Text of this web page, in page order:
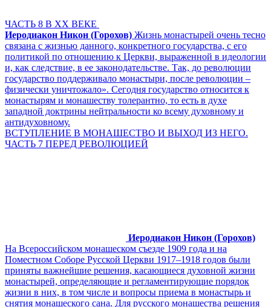
ЧАСТЬ 8 В ХХ ВЕКЕ
Иеродиакон Никон (Горохов) Жизнь монастырей очень тесно
связана с жизнью данного, конкретного государства, с его
политикой по отношению к Церкви, выраженной в идеологии
и, как следствие, в ее законодательстве. Так, до революции
государство поддерживало монастыри, после революции –
физически уничтожало». Сегодня государство относится к
монастырям и монашеству толерантно, то есть в духе
западной доктрины нейтральности ко всему духовному и
антидуховному.
ВСТУПЛЕНИЕ В МОНАШЕСТВО И ВЫХОД ИЗ НЕГО.
ЧАСТЬ 7 ПЕРЕД РЕВОЛЮЦИЕЙ
Иеродиакон Никон (Горохов)
На Всероссийском монашеском съезде 1909 года и на
Поместном Соборе Русской Церкви 1917–1918 годов были
приняты важнейшие решения, касающиеся духовной жизни
монастырей, определяющие и регламентирующие порядок
жизни в них, в том числе и вопросы приема в монастырь и
снятия монашеского сана. Для русского монашества решения